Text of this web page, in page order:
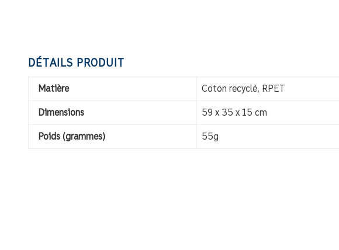
DÉTAILS PRODUIT
Matière Coton recyclé, RPET
Dimensions 59 x 35 x 15 cm
Poids (grammes) 55g